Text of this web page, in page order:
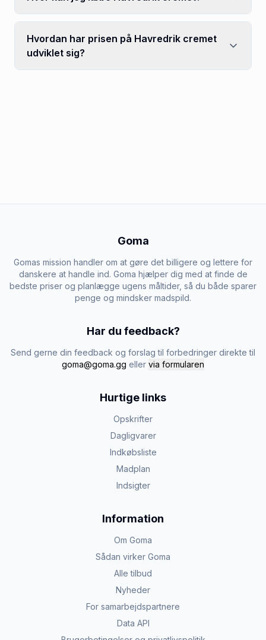
Hvordan har prisen på Havredrik cremet
udviklet sig?
Goma
Gomas mission handler om at gøre det billigere og lettere for
danskere at handle ind. Goma hjælper dig med at finde de
bedste priser og planlægge ugens måltider, så du både sparer
penge og mindsker madspild.
Har du feedback?
Send gerne din feedback og forslag til forbedringer direkte til
goma@goma.gg eller via formularen
Hurtige links
Opskrifter
Dagligvarer
Indkøbsliste
Madplan
Indsigter
Information
Om Goma
Sådan virker Goma
Alle tilbud
Nyheder
For samarbejdspartnere
Data API